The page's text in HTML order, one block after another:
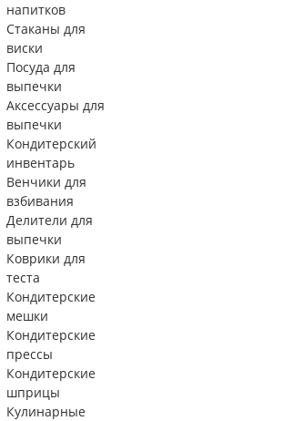
напитков
Стаканы для
виски
Посуда для
выпечки
Аксессуары для
выпечки
Кондитерский
инвентарь
Венчики для
взбивания
Делители для
выпечки
Коврики для
теста
Кондитерские
мешки
Кондитерские
прессы
Кондитерские
шприцы
Кулинарные